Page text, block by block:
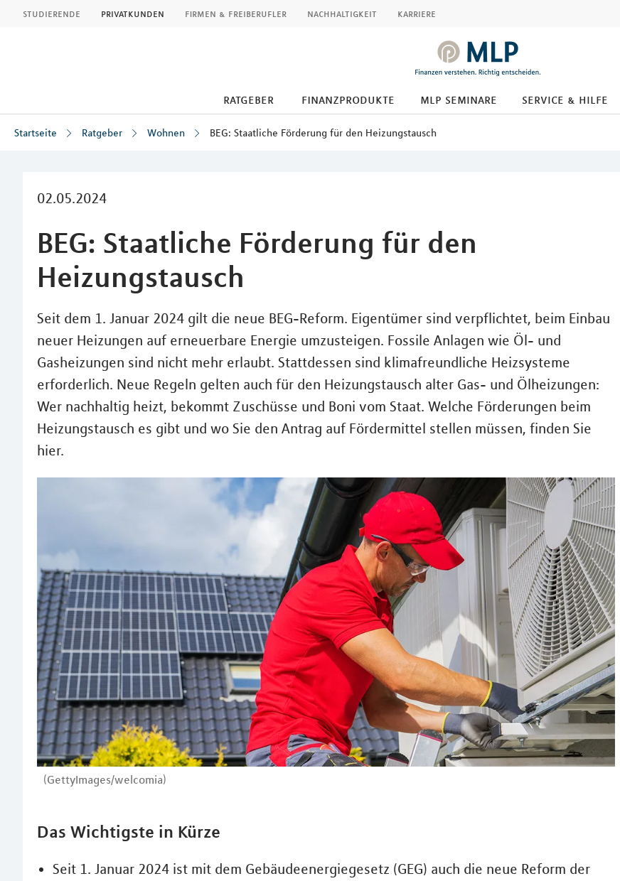
studierende privatkunden firmen & freiberufler nachhaltigkeit karriere
ratgeber finanzprodukte mlp seminare service & hilfe
Startseite Ratgeber Wohnen BEG: Staatliche Förderung für den Heizungstausch
02.05.2024
BEG: Staatliche Förderung für den
Heizungstausch
Seit dem 1. Januar 2024 gilt die neue BEG-Reform. Eigentümer sind verpflichtet, beim Einbau
neuer Heizungen auf erneuerbare Energie umzusteigen. Fossile Anlagen wie Öl- und
Gasheizungen sind nicht mehr erlaubt. Stattdessen sind klimafreundliche Heizsysteme
erforderlich. Neue Regeln gelten auch für den Heizungstausch alter Gas- und Ölheizungen:
Wer nachhaltig heizt, bekommt Zuschüsse und Boni vom Staat. Welche Förderungen beim
Heizungstausch es gibt und wo Sie den Antrag auf Fördermittel stellen müssen, finden Sie
hier.
(GettyImages/welcomia)
Das Wichtigste in Kürze
Seit 1. Januar 2024 ist mit dem Gebäudeenergiegesetz (GEG) auch die neue Reform der